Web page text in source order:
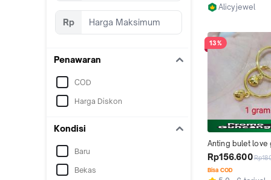
Rp
Penawaran
COD
Harga Diskon
Kondisi
Baru
Bekas
Alicyjewel
13%
Anting bulet love
gram
Rp156.600
Bisa COD